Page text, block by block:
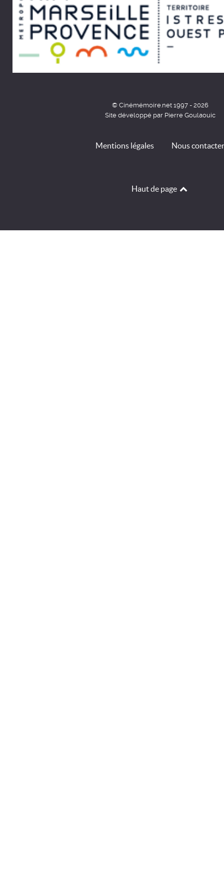
© Cinémémoire.net 1997 - 2026
Site développé par Pierre Goulaouic
Mentions légales Nous contacter
Haut de page